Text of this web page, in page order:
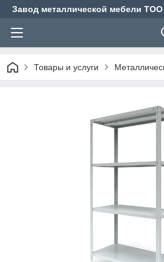
Завод металлической мебели
Товары и услуги